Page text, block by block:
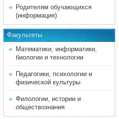
Родителям обучающихся
(информация)
Факультеты
Математики, информатики,
биологии и технологии
Педагогики, психологии и
физической культуры
Филологии, истории и
обществознания